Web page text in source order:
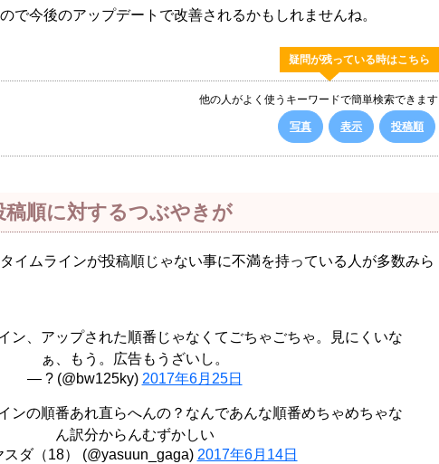
で今後のアップデートで改善されるかもしれませんね。
疑問が残っている時はこちら
他の人がよく使うキーワードで簡単検索できます
写真 表示 投稿順
順に対するつぶやきが
イムラインが投稿順じゃない事に不満を持っている人が多数みら
ン、アップされた順番じゃなくてごちゃごちゃ。見にくいな
ぁ、もう。広告もうざいし。
— ? (@bw125ky) 2017年6月25日
ンの順番あれ直らへんの？なんであんな順番めちゃめちゃな
ん訳分からんむずかしい
ダ（18） (@yasuun_gaga) 2017年6月14日